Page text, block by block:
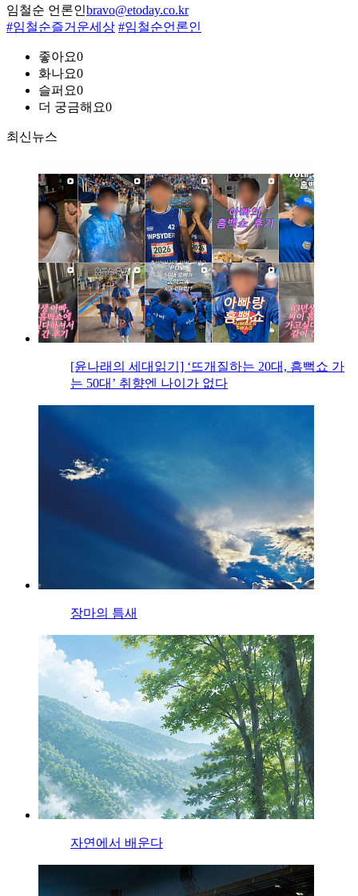
임철순 언론인bravo@etoday.co.kr
#임철순즐거운세상 #임철순언론인
좋아요0
화나요0
슬퍼요0
더 궁금해요0
최신뉴스
[윤나래의 세대읽기] ‘뜨개질하는 20대, 흠뻑쇼 가
는 50대’ 취향엔 나이가 없다
장마의 틈새
자연에서 배운다